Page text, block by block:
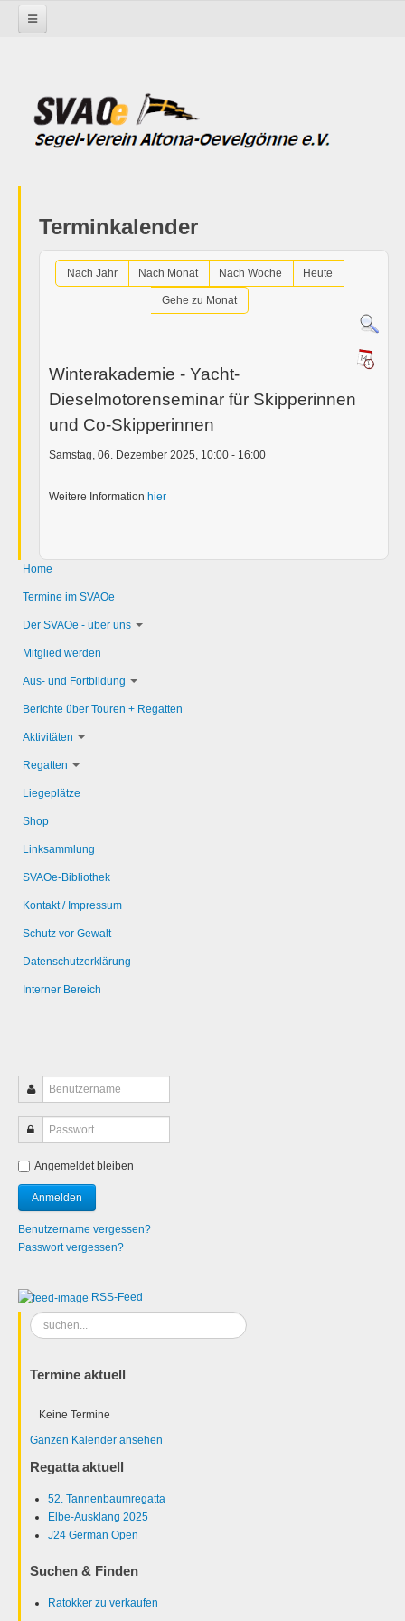
Terminkalender
Nach Jahr Nach Monat Nach Woche Heute
Gehe zu Monat
Winterakademie - Yacht-
Dieselmotorenseminar für Skipperinnen
und Co-Skipperinnen
Samstag, 06. Dezember 2025, 10:00 - 16:00
Weitere Information hier
Home
Termine im SVAOe
Der SVAOe - über uns
Mitglied werden
Aus- und Fortbildung
Berichte über Touren + Regatten
Aktivitäten
Regatten
Liegeplätze
Shop
Linksammlung
SVAOe-Bibliothek
Kontakt / Impressum
Schutz vor Gewalt
Datenschutzerklärung
Interner Bereich
Angemeldet bleiben
Benutzername vergessen?
Passwort vergessen?
RSS-Feed
Suchen
...
Termine aktuell
Keine Termine
Ganzen Kalender ansehen
Regatta aktuell
52. Tannenbaumregatta
Elbe-Ausklang 2025
J24 German Open
Suchen & Finden
Ratokker zu verkaufen